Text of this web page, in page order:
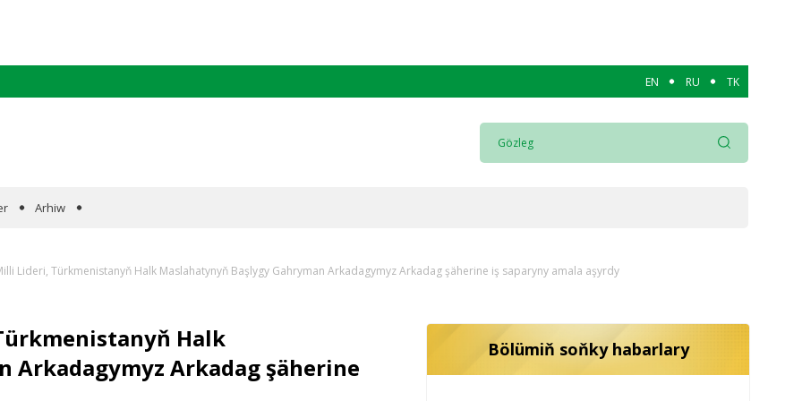
EN RU TK
Arhiw
Lideri, Türkmenistanyň Halk Maslahatynyň Başlygy Gahryman Arkadagymyz Arkadag şäherine iş saparyny amala aşyrdy
Halk
Arkadagymyz Arkadag şäherine
Bölümiň soňky habarlary